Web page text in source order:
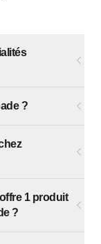
?
1 produit
?